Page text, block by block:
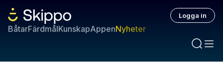
BåtarFärdmålKunskapAppenNyheter
Logga in